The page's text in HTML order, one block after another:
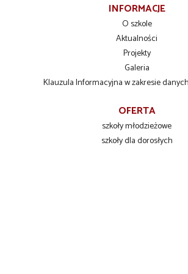
INFORMACJE
O szkole
Aktualności
Projekty
Galeria
Klauzula Informacyjna w zakresie
OFERTA
szkoły młodzieżowe
szkoły dla dorosłych